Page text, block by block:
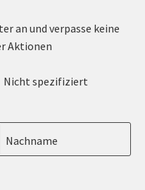
an und verpasse keine
Aktionen
Nicht spezifiziert
Nachname